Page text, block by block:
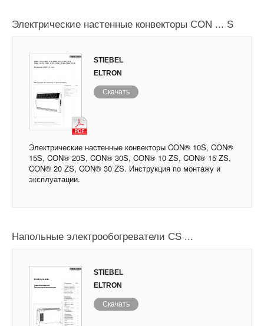
Электрические настенные конвекторы CON ... S
STIEBEL
ELTRON
Скачать
Электрические настенные конвекторы CON® 10S, CON®
15S, CON® 20S, CON® 30S, CON® 10 ZS, CON® 15 ZS,
CON® 20 ZS, CON® 30 ZS. Инструкция по монтажу и
эксплуатации.
Напольные электрообогреватели CS ...
STIEBEL
ELTRON
Скачать